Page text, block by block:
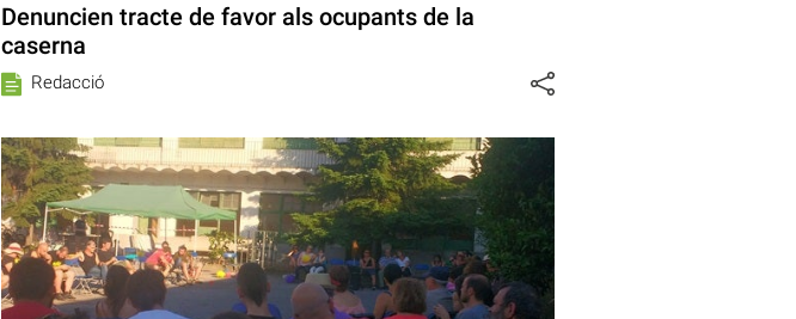
Denuncien tracte de favor als ocupants de la
caserna
Redacció